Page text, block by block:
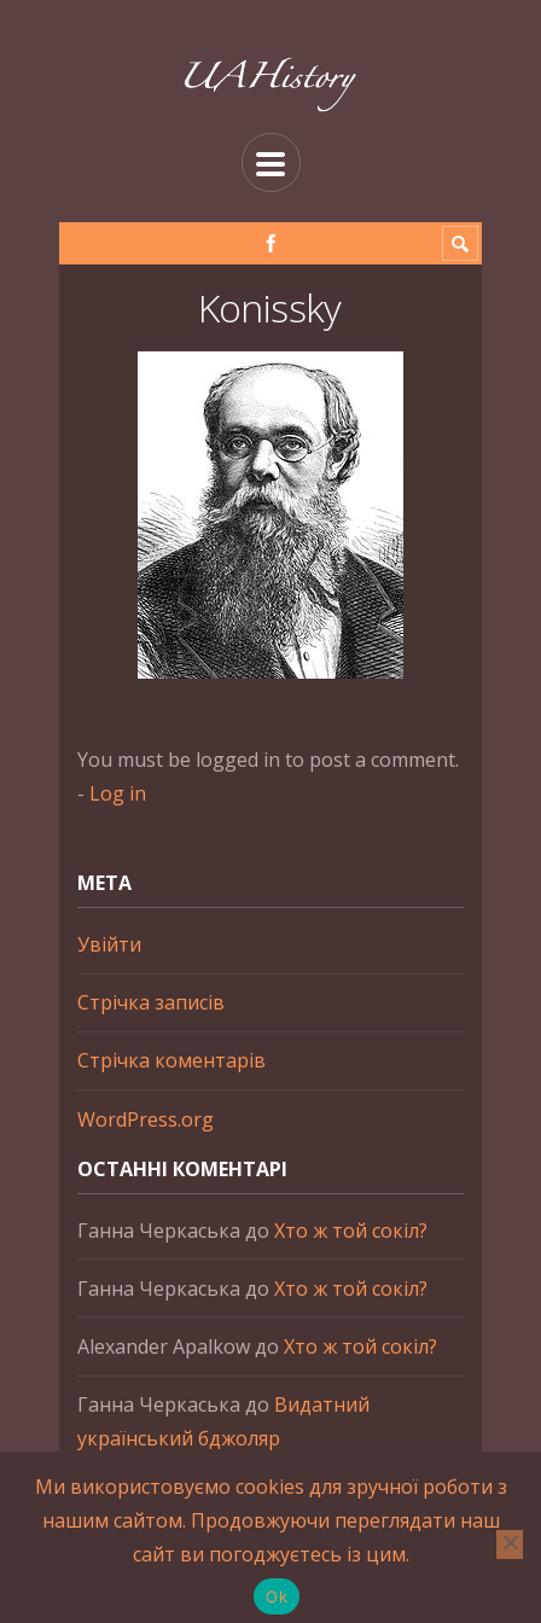
Konissky
You must be logged in to post a comment.
- Log in
МЕТА
Увійти
Стрічка записів
Стрічка коментарів
WordPress.org
ОСТАННІ КОМЕНТАРІ
Ганна Черкаська до Хто ж той сокіл?
Ганна Черкаська до Хто ж той сокіл?
Alexander Apalkowдо Хто ж той сокіл?
Ганна Черкаська до Видатний
український бджоляр
Ганна ЧеркаськадоПетро Франко
2015-2023 © UAHistory Всі права застережено.
При використанні матеріалів сайта обов'язкове
зворотнє посилання.
Ми використовуємо cookies для зручної роботи з
нашим сайтом. Продовжуючи переглядати наш
сайт ви погоджуєтесь із цим.
Ok